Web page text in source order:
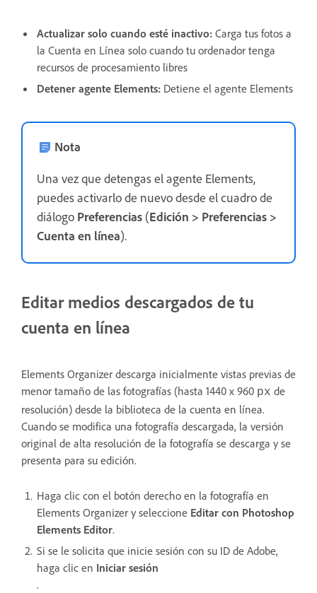
Actualizar solo cuando esté inactivo: Carga tus fotos a
la Cuenta en Línea solo cuando tu ordenador tenga
recursos de procesamiento libres
Detener agente Elements: Detiene el agente Elements
Nota
Una vez que detengas el agente Elements,
puedes activarlo de nuevo desde el cuadro de
diálogo Preferencias (Edición > Preferencias >
Cuenta en línea).
Editar medios descargados de tu
cuenta en línea
Elements Organizer descarga inicialmente vistas previas de
menor tamaño de las fotografías (hasta 1440 x 960 px de
resolución) desde la biblioteca de la cuenta en línea.
Cuando se modifica una fotografía descargada, la versión
original de alta resolución de la fotografía se descarga y se
presenta para su edición.
Haga clic con el botón derecho en la fotografía en
Elements Organizer y seleccione Editar con Photoshop
Elements Editor.
Si se le solicita que inicie sesión con su ID de Adobe,
haga clic en Iniciar sesión
.